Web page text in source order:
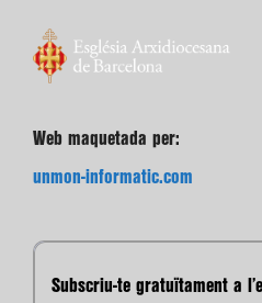
Web maquetada per:
unmon-informatic.com
Subscriu-te gratuïtament a